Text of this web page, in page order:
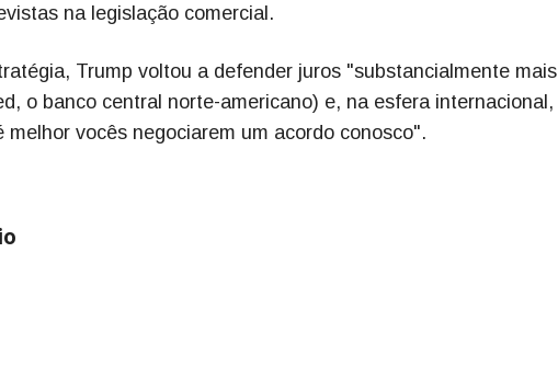
na legislação comercial.
Trump voltou a defender juros "substancialmente mais
o banco central norte-americano) e, na esfera internacional,
vocês negociarem um acordo conosco".